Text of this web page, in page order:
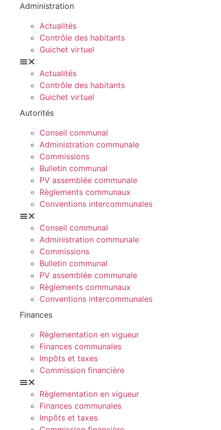
Administration
Actualités
Contrôle des habitants
Guichet virtuel
Actualités
Contrôle des habitants
Guichet virtuel
Autorités
Conseil communal
Administration communale
Commissions
Bulletin communal
PV assemblée communale
Règlements communaux
Conventions intercommunales
Conseil communal
Administration communale
Commissions
Bulletin communal
PV assemblée communale
Règlements communaux
Conventions intercommunales
Finances
Règlementation en vigueur
Finances communales
Impôts et taxes
Commission financière
Règlementation en vigueur
Finances communales
Impôts et taxes